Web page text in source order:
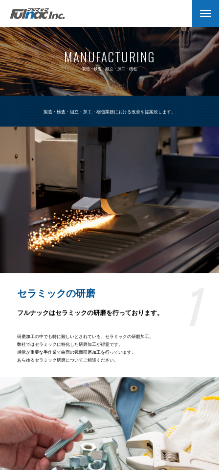
MANUFACTURING
製造・検査・組立・加工・梱包
製造・検査・組立・加工・梱包業務における改善を提案致します。
セラミックの研磨
フルナックはセラミックの研磨を行っております。
研磨加工の中でも特に難しいとされている、セラミックの研磨加工。
弊社ではセラミックに特化した研磨加工が得意です。
感覚が重要な手作業で曲面の鏡面研磨加工を行っています。
あらゆるセラミック研磨についてご相談ください。